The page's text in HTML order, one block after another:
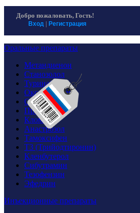
Homosteron магазин спортивной
Хомостерон официальный сайт
Добро пожаловать, Гость!
Вход| Регистрация
Оральные препараты
Метандиенон
Станозолол
Туринабол
Оксандролон
Оксиметолон
Провирон
Кломид
Анастрозол
Тамоксифен
T3 (Трийодтиронин)
Кленбутерол
Сибутрамин
Тезофензин
Эфедрин
Инъекционные препараты